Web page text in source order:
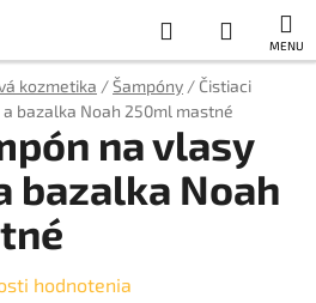
Hľadať
KOŠÍK
kozmetika /Šampóny / Čistiaci
bazalka Noah 250ml mastné
na vlasy
bazalka Noah
hodnotenia